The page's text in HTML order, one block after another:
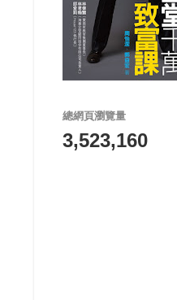
總網頁瀏覽量
3,523,160